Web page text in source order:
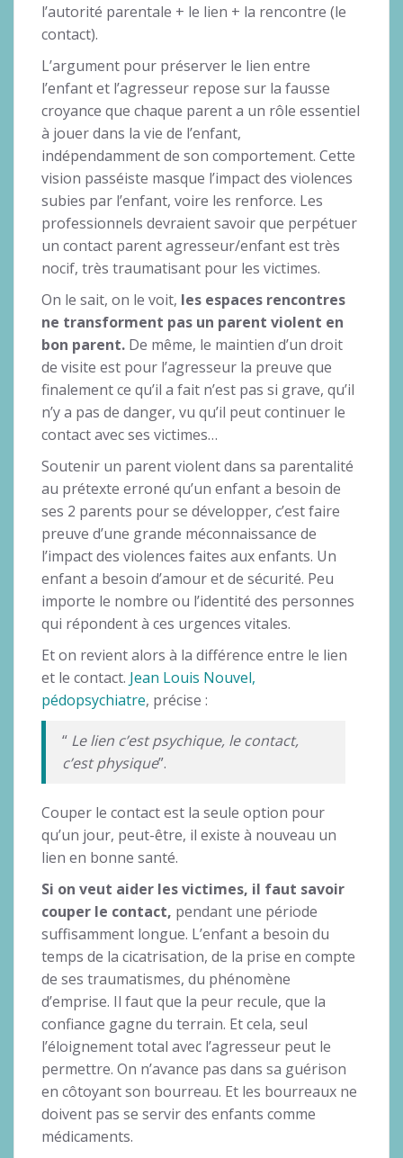
l’autorité parentale + le lien + la rencontre (le
contact).
L’argument pour préserver le lien entre
l’enfant et l’agresseur repose sur la fausse
croyance que chaque parent a un rôle essentiel
à jouer dans la vie de l’enfant,
indépendamment de son comportement. Cette
vision passéiste masque l’impact des violences
subies par l’enfant, voire les renforce. Les
professionnels devraient savoir que perpétuer
un contact parent agresseur/enfant est très
nocif, très traumatisant pour les victimes.
On le sait, on le voit, les espaces rencontres
ne transforment pas un parent violent en
bon parent. De même, le maintien d’un droit
de visite est pour l’agresseur la preuve que
finalement ce qu’il a fait n’est pas si grave, qu’il
n’y a pas de danger, vu qu’il peut continuer le
contact avec ses victimes…
Soutenir un parent violent dans sa parentalité
au prétexte erroné qu’un enfant a besoin de
ses 2 parents pour se développer, c’est faire
preuve d’une grande méconnaissance de
l’impact des violences faites aux enfants. Un
enfant a besoin d’amour et de sécurité. Peu
importe le nombre ou l’identité des personnes
qui répondent à ces urgences vitales.
Et on revient alors à la différence entre le lien
et le contact. Jean Louis Nouvel,
pédopsychiatre, précise :
“ Le lien c’est psychique, le contact,
c’est physique”.
Couper le contact est la seule option pour
qu’un jour, peut-être, il existe à nouveau un
lien en bonne santé.
Si on veut aider les victimes, il faut savoir
couper le contact, pendant une période
suffisamment longue. L’enfant a besoin du
temps de la cicatrisation, de la prise en compte
de ses traumatismes, du phénomène
d’emprise. Il faut que la peur recule, que la
confiance gagne du terrain. Et cela, seul
l’éloignement total avec l’agresseur peut le
permettre. On n’avance pas dans sa guérison
en côtoyant son bourreau. Et les bourreaux ne
doivent pas se servir des enfants comme
médicaments.